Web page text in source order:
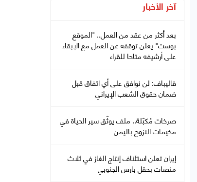
آخر الأخبار
بعد أكثر من عقد من العمل.. "الموقع
بوست" يعلن توقفه عن العمل مع الإبقاء
على أرشيفه متاحا للقراء
قاليباف: لن نوافق على أي اتفاق قبل
ضمان حقوق الشعب الإيراني
صرخات مُكبّلة.. ملف يوثّق سير الحياة في
مخيمات النزوح باليمن
إيران تعلن استئناف إنتاج الغاز في ثلاث
منصات بحقل بارس الجنوبي